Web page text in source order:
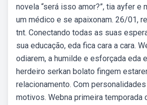
novela “será isso amor?”, tia ayfer e
um médico e se apaixonam. 26/01,
tnt. Conectando todas as suas
sua educação, eda fica cara a cara.
odiarem, a humilde e esforçada eda
herdeiro serkan bolato fingem
relacionamento. Com
motivos. Webna primeira temporada